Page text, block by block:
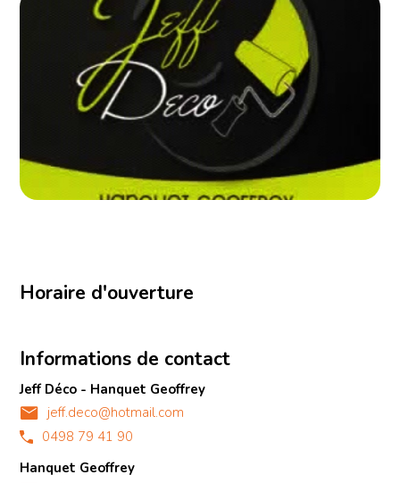
Horaire d'ouverture
Informations de contact
Jeff Déco - Hanquet Geoffrey
jeff.deco@hotmail.com
0498 79 41 90
Hanquet Geoffrey